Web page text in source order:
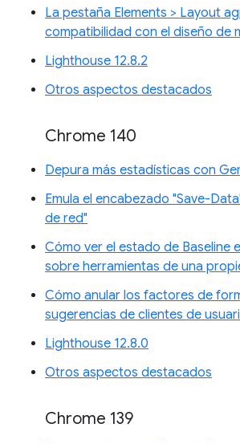
La pestaña Elements > Layout
compatibilidad con el diseño de
Lighthouse 12.8.2
Otros aspectos destacados
Chrome 140
Depura más estadísticas con
Emula el encabezado "Save-
de red"
Cómo ver el estado de Baseline
sobre herramientas de una
Cómo anular los factores de
sugerencias de clientes de
Lighthouse 12.8.0
Otros aspectos destacados
Chrome 139